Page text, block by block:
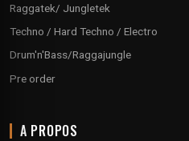
Raggatek/ Jungletek
Techno / Hard Techno / Electro
Drum'n'Bass/Raggajungle
Pre order
A PROPOS